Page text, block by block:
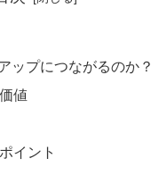
ップにつながるのか？
値
イント